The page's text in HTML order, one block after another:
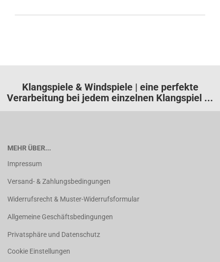
Klangspiele & Windspiele | eine perfekte
Verarbeitung bei jedem einzelnen Klangspiel ...
MEHR ÜBER...
Impressum
Versand- & Zahlungsbedingungen
Widerrufsrecht & Muster-Widerrufsformular
Allgemeine Geschäftsbedingungen
Privatsphäre und Datenschutz
Cookie Einstellungen